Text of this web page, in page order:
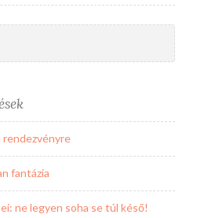
rendezvényre
fantázia
ne legyen soha se túl késő!